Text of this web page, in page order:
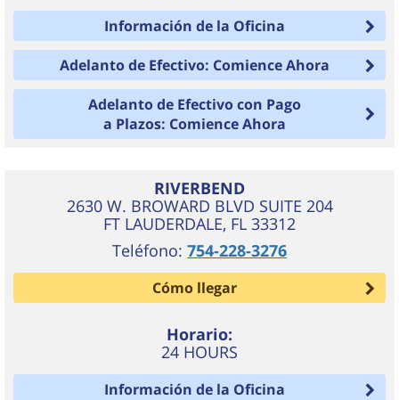
Información de la Oficina
Adelanto de Efectivo: Comience Ahora
Adelanto de Efectivo con Pago
a Plazos: Comience Ahora
RIVERBEND
2630 W. BROWARD BLVD SUITE 204
FT LAUDERDALE, FL 33312
Teléfono: 754-228-3276
Cómo llegar
Horario:
24 HOURS
Información de la Oficina